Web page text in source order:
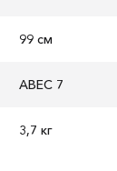
99 см
ABEC 7
3,7 кг